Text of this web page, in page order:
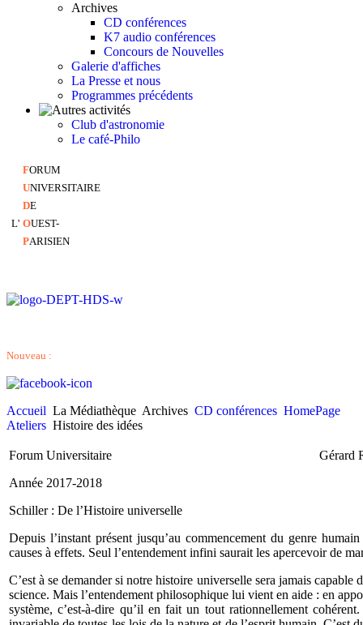
Archives
CD conférences
K7 audio conférences
Concours de Nouvelles
Galerie d'affiches
La Presse et nous
Programmes précédents
Club d'astronomie
Le café-Philo
FORUM
UNIVERSITAIRE
DE
L' OUEST-
PARISIEN
Nouveau :
Accueil La Médiathèque Archives CD conférences HomePage
Ateliers Histoire des idées
Forum Universitaire Gérard
Année 2017-2018
Schiller : De l’Histoire universelle
Depuis l’instant présent jusqu’au commencement du genre
causes à effets. Seul l’entendement infini saurait les aperce­voir de
C’est à se demander si notre histoire universelle sera jamais
science. Mais l’entendement philosophique lui vient en aide : en
système, c’est-à-dire qu’il en fait un tout rationnellement